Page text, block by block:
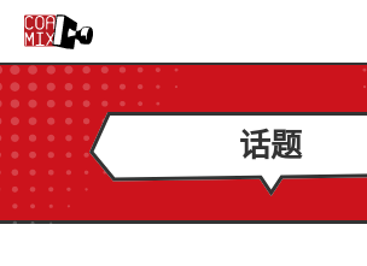
话题